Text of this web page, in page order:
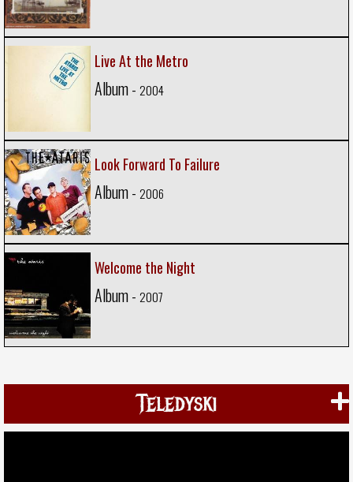
Live At the Metro
Album - 2004
Look Forward To Failure
Album - 2006
Welcome the Night
Album - 2007
Teledyski